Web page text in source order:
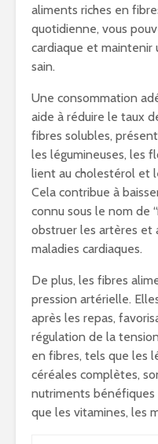
aliments riches en
quotidienne, vous
cardiaque et maintenir
sain.
Une consommation
aide à réduire le taux
fibres solubles,
les légumineuses, les
lient au cholestérol et
Cela contribue à
connu sous le nom de
obstruer les artères et
maladies cardiaques.
De plus, les fibres
pression artérielle.
après les repas,
régulation de la
en fibres, tels que les
céréales complètes,
nutriments bénéfiques
que les vitamines, les